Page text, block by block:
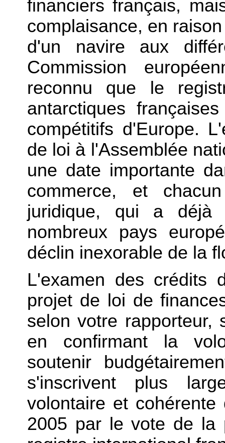
financiers français,
complaisance, en
d'un navire aux
Commission
reconnu que le
antarctiques
compétitifs d'Europe.
de loi à l'Assemblée
une date importante
commerce, et
juridique, qui a
nombreux pays
déclin inexorable de la
L'examen des
projet de loi de
selon votre rapporteur,
en confirmant la
soutenir
s'inscrivent plus
volontaire et
2005 par le vote de la